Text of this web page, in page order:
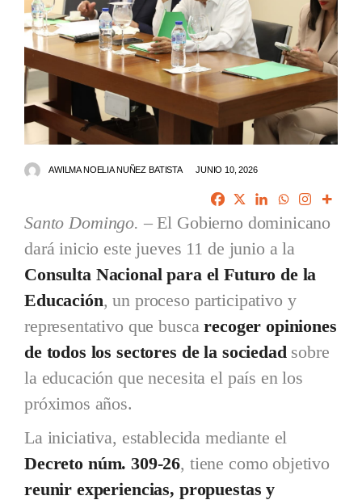
AWILMA NOELIA NUÑEZ BATISTA JUNIO 10, 2026
Santo Domingo. – El Gobierno dominicano
dará inicio este jueves 11 de junio a la
Consulta Nacional para el Futuro de la
Educación, un proceso participativo y
representativo que buscarecoger opiniones
de todos los sectores de la sociedadsobre
la educación que necesita el país en los
próximos años.
La iniciativa, establecida mediante el
Decreto núm. 309-26, tiene como objetivo
reunir experiencias, propuestas y